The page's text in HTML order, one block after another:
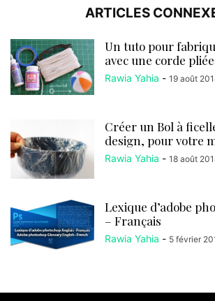
ARTICLES
Un tuto pour
avec une corde pliée
Rawia Yahia - 19 août
Créer un Bol à
design, pour votre
Rawia Yahia - 18 août
Lexique d’adobe
– Français
Rawia Yahia - 5 février